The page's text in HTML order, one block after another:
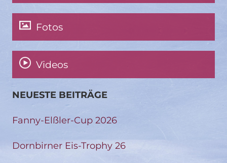
Fotos
Videos
NEUESTE BEITRÄGE
Fanny-Elßler-Cup 2026
Dornbirner Eis-Trophy 26